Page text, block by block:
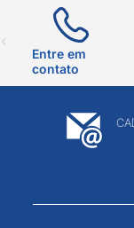
Entre em
contato